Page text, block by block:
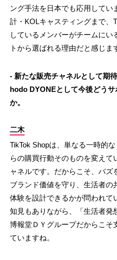
ング手法を日本でも応用してい
計・KOLキャスティングまで、
しているメンバーがチームに
トから選ばれる理由だと感じま
- 新たな販売チャネルとして期
hodo DYONEとして今後どう
か。
二木
TikTok Shopは、単なる一時的
らの購買行動そのものを変えて
ャネルです。だからこそ、バズ
ブランド価値を守り、生活者の
体験を設計できるかが問われて
知見もありながら、「生活者発
博報堂ＤＹグループだからこそ
ていますね。